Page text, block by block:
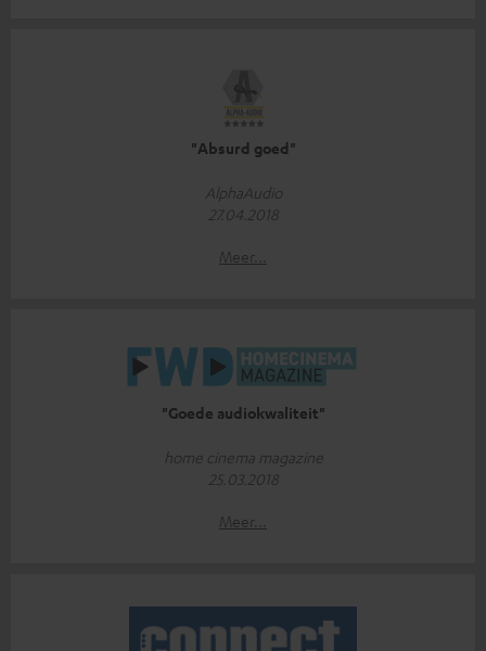
"Absurd goed"
AlphaAudio
27.04.2018
Meer...
"Goede audiokwaliteit"
home cinema magazine
25.03.2018
Meer...